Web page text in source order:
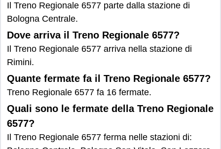
Il Treno Regionale 6577 parte dalla stazione di
Bologna Centrale.
Dove arriva il Treno Regionale 6577?
Il Treno Regionale 6577 arriva nella stazione di
Rimini.
Quante fermate fa il Treno Regionale 6577?
Treno Regionale 6577 fa 16 fermate.
Quali sono le fermate della Treno Regionale
6577?
Il Treno Regionale 6577 ferma nelle stazioni di: